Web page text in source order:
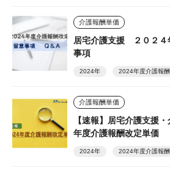
介護報酬単価
居宅介護支援 ２０２
事項
2024年 2024年度介護報
介護報酬単価
【速報】居宅介護支援
年度介護報酬改定単価
2024年 2024年度介護報